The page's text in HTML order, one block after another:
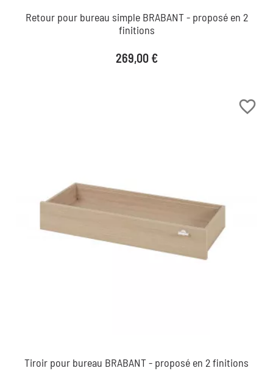
Retour pour bureau simple BRABANT - proposé en 2
finitions
Prix
269,00 €
favorite_border
Tiroir pour bureau BRABANT - proposé en 2 finitions